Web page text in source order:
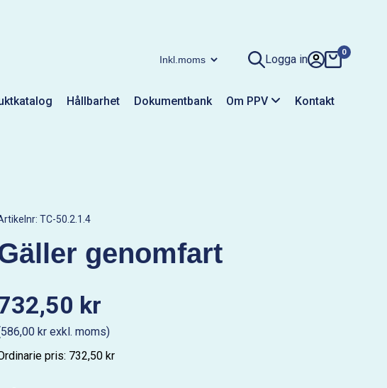
Logga in
0
Hållbarhet Dokumentbank Om PPV Kontakt
TC-50.2.1.4
genomfart
kr
kr exkl. moms)
pris: 732,50 kr